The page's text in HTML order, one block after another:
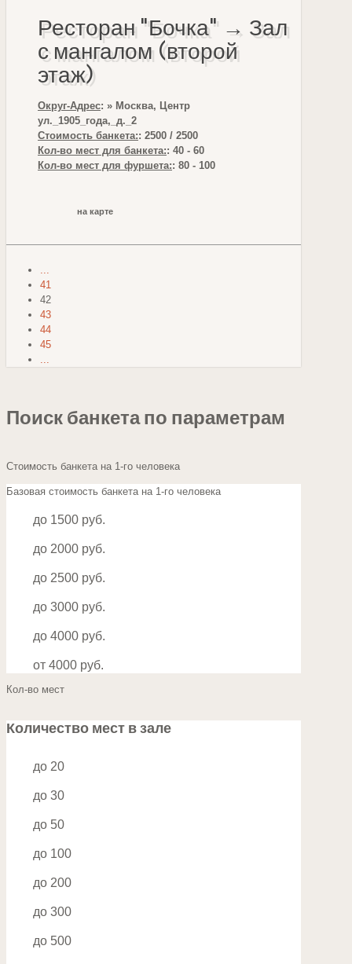
Ресторан "Бочка" → Зал
с мангалом (второй
этаж)
Округ-Адрес: » Москва, Центр
ул._1905_года,_д._2
Стоимость банкета:: 2500 / 2500
Кол-во мест для банкета:: 40 - 60
Кол-во мест для фуршета:: 80 - 100
на карте
41
42
43
44
45
Поиск банкета по параметрам
Стоимость банкета на 1-го человека
Базовая стоимость банкета на 1-го человека
до 1500 руб.
до 2000 руб.
до 2500 руб.
до 3000 руб.
до 4000 руб.
от 4000 руб.
Кол-во мест
Количество мест в зале
до 20
до 30
до 50
до 100
до 200
до 300
до 500